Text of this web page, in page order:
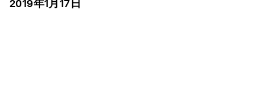
2019年1月17日